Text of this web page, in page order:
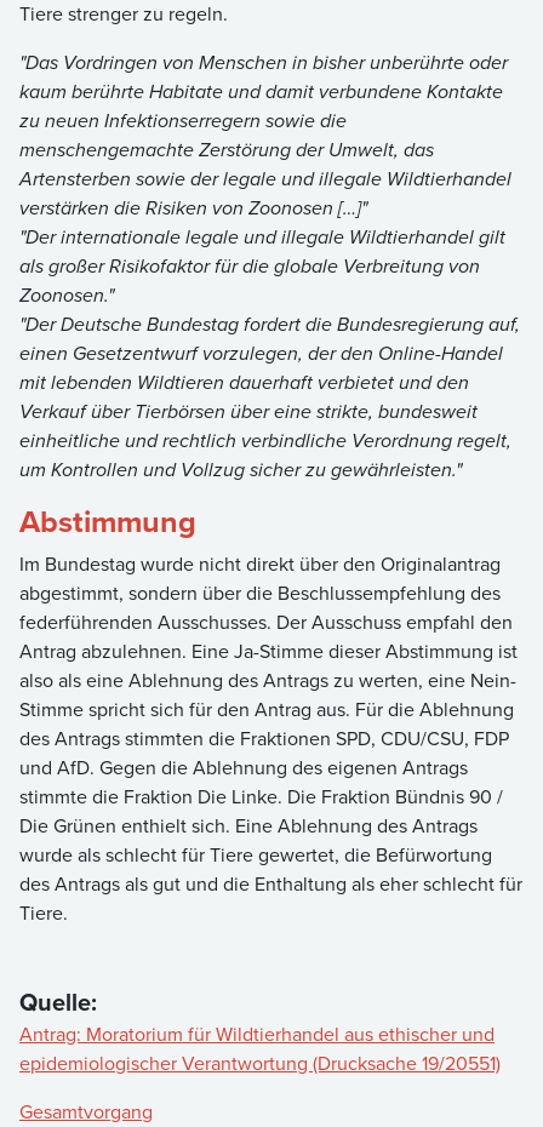
Tiere strenger zu regeln.
"Das Vordringen von Menschen in bisher unberührte oder
kaum berührte Habitate und damit verbundene Kontakte
zu neuen Infektionserregern sowie die
menschengemachte Zerstörung der Umwelt, das
Artensterben sowie der legale und illegale Wildtierhandel
verstärken die Risiken von Zoonosen […]"
"Der internationale legale und illegale Wildtierhandel gilt
als großer Risikofaktor für die globale Verbreitung von
Zoonosen."
"Der Deutsche Bundestag fordert die Bundesregierung auf,
einen Gesetzentwurf vorzulegen, der den Online-Handel
mit lebenden Wildtieren dauerhaft verbietet und den
Verkauf über Tierbörsen über eine strikte, bundesweit
einheitliche und rechtlich verbindliche Verordnung regelt,
um Kontrollen und Vollzug sicher zu gewährleisten."
Abstimmung
Im Bundestag wurde nicht direkt über den Originalantrag
abgestimmt, sondern über die Beschlussempfehlung des
federführenden Ausschusses. Der Ausschuss empfahl den
Antrag abzulehnen. Eine Ja-Stimme dieser Abstimmung ist
also als eine Ablehnung des Antrags zu werten, eine Nein-
Stimme spricht sich für den Antrag aus. Für die Ablehnung
des Antrags stimmten die Fraktionen SPD, CDU/CSU, FDP
und AfD. Gegen die Ablehnung des eigenen Antrags
stimmte die Fraktion Die Linke. Die Fraktion Bündnis 90 /
Die Grünen enthielt sich. Eine Ablehnung des Antrags
wurde als schlecht für Tiere gewertet, die Befürwortung
des Antrags als gut und die Enthaltung als eher schlecht für
Tiere.
Quelle:
Antrag: Moratorium für Wildtierhandel aus ethischer und
epidemiologischer Verantwortung (Drucksache 19/20551)
Gesamtvorgang